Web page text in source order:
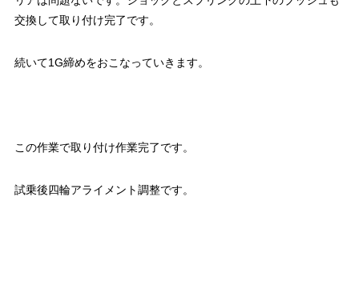
交換して取り付け完了です。
続いて1G締めをおこなっていきます。
この作業で取り付け作業完了です。
試乗後四輪アライメント調整です。